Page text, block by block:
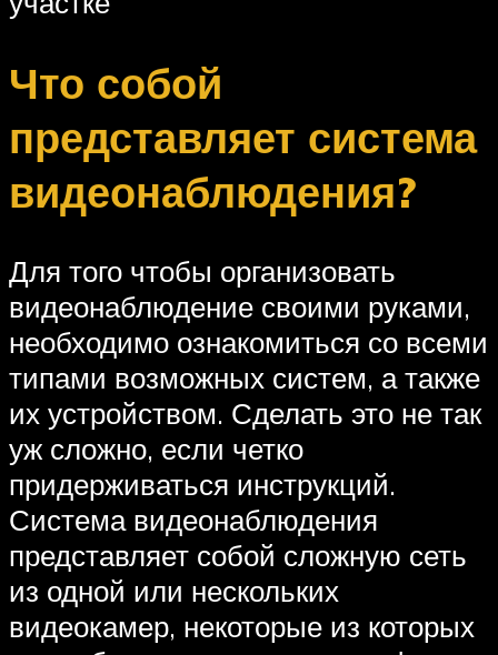
Что собой
представляет система
видеонаблюдения?
Для того чтобы организовать
видеонаблюдение своими руками,
необходимо ознакомиться со всеми
типами возможных систем, а также
их устройством. Сделать это не так
уж сложно, если четко
придерживаться инструкций.
Система видеонаблюдения
представляет собой сложную сеть
из одной или нескольких
видеокамер, некоторые из которых